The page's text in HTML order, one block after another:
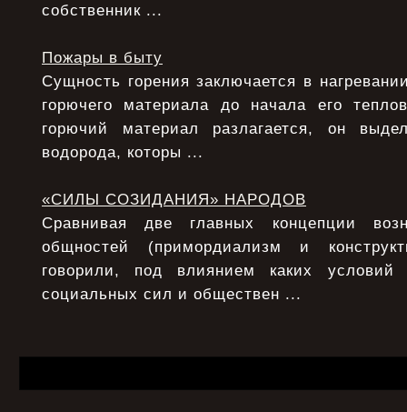
собственник ...
Пожары в быту
Сущность горения заключается в
горючего материала до начала его
горючий материал разлагается, он
водорода, которы ...
«СИЛЫ СОЗИДАНИЯ» НАРОДОВ
Сравнивая две главных концепции
общностей (примордиализм и
говорили, под влиянием каких
социальных сил и обществен ...